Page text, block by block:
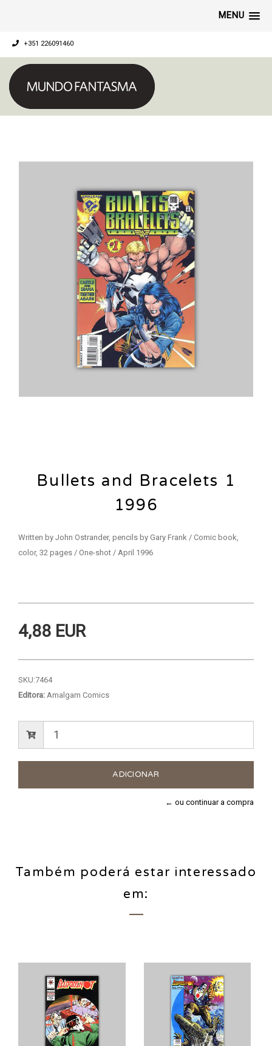
MENU
+351 226091460
Bullets and Bracelets 1
1996
Written by John Ostrander, pencils by Gary Frank / Comic book,
color, 32 pages / One-shot / April 1996
4,88 EUR
SKU:7464
Editora: Amalgam Comics
← ou continuar a compra
Também poderá estar interessado
em: